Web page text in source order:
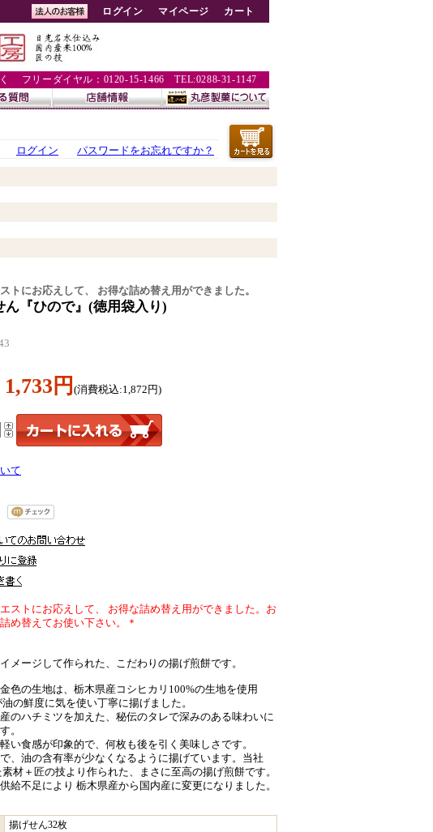
ログイン マイページ カート
フリーダイヤル：0120-15-1466 TEL:0288-31-1147
ログイン パスワードをお忘れですか？
トにお応えして、 お得な詰め替え用ができました。
ん『ひので』(徳用袋入り)
1,733円(消費税込:1,872円)
て
ストにお応えして、 お得な詰め替え用ができました。お
め替えてお使い下さい。＊
イメージして作られた、こだわりの揚げ煎餅です。
色の生地は、栃木県産コシヒカリ100%の生地を使用
の鮮度に気を使い丁寧に揚げました。
のハチミツを加えた、秘伝のタレで深みのある味わいに
。
い食感が印象的で、何枚も後を引く美味しさです。
で、油の含有率が少なくなるように揚げています。当社
材＋匠の技より作られた、まさに至高の揚げ煎餅です。
給不足により 栃木県産から国内産に変更になりました。
揚げせん32枚